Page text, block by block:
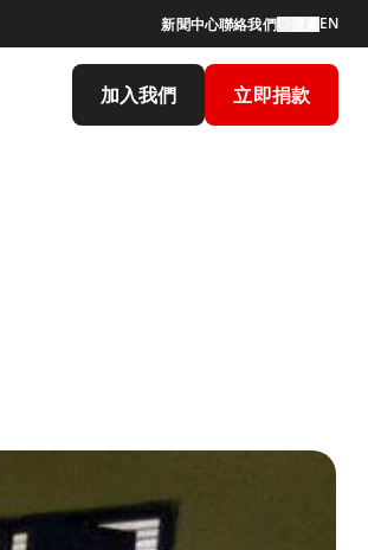
新聞中心聯絡我們 EN
加入我們 立即捐款